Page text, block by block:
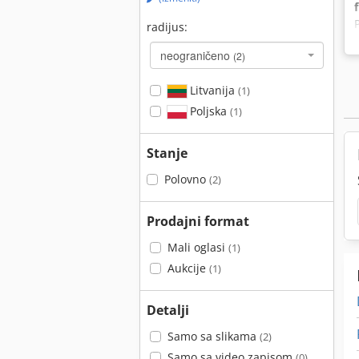
radijus:
neograničeno (2)
Litvanija (1)
Poljska (1)
Stanje
Polovno (2)
Prodajni format
Mali oglasi (1)
Aukcije (1)
Detalji
Samo sa slikama (2)